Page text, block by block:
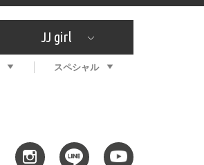
プチプラ プレゼント
What's NEW？ 特集
プレゼント
恋愛
JJ girl
特集 おしゃラン！
スペシャル